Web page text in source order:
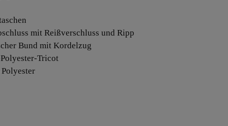
mit Reißverschluss und Ripp
Bund mit Kordelzug
Tricot